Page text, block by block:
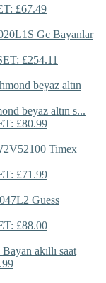
£67.49
Gc Bayanlar
£254.11
beyaz altın s...
£80.99
Timex
£71.99
Guess
£88.00
Bayan akıllı saat